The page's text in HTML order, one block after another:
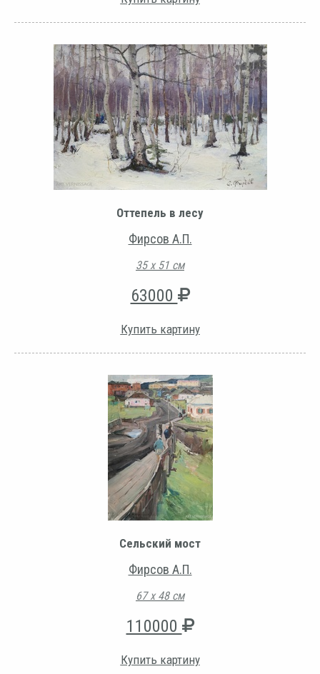
Оттепель в лесу
Фирсов А.П.
35 х 51 см
63000
Купить картину
Сельский мост
Фирсов А.П.
67 х 48 см
110000
Купить картину